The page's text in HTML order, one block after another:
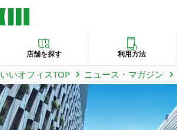
店舗を探す 利用方法
お問い合わせ
よくあるご質問
いいオフィスTOP ニュース・マガジン